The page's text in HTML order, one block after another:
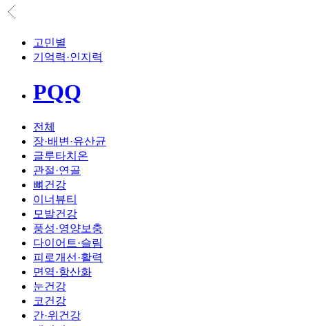
고민별
기억력·인지력
PQQ
전체
장·배변·유산균
글루타치온
관절·연골
뼈건강
이너뷰티
모발건강
풍성·영양보충
다이어트·슬림
피로개선·활력
면역·항산화
눈건강
코건강
간·위건강